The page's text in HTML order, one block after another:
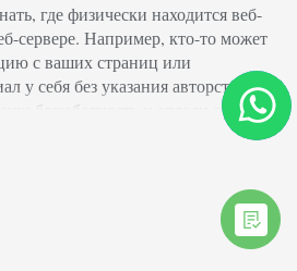
где физически находится веб-
сервере. Например, кто-то может
с ваших страниц или
у себя без указания авторства.
беззаботность и отдали свой
администратора, а
В каждом из этих случаев
сайта по домену. Определяем